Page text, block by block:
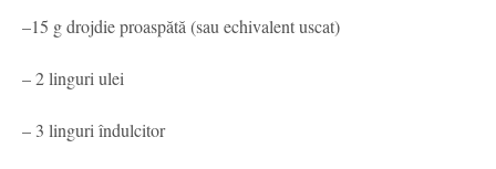
–15 g drojdie proaspătă (sau echivalent uscat)
– 2 linguri ulei
– 3 linguri îndulcitor